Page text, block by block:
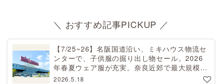
＼ おすすめ記事PICKUP ／
【7/25~26】名阪国道沿い、ミキハウス物流セ
ンターで、子供服の掘り出し物セール。2026
年春夏ウェア服が充実。奈良近郊で最大規模！
天理から27分[PR]
2026.5.18